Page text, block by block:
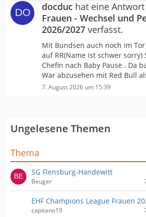
docduc hat eine
Frauen - Wechsel und
2026/2027 verfasst.
Mit Bundsen auch noch im
auf RR(Name ist schwer sorry)
Chefin nach Baby Pause . Da
War abzusehen mit Red Bull
7. August 2026 um 15:39
Ungelesene Themen
Thema
SG Flensburg-Handewitt
Beuger
EHF Champions League Frauen
capitano19